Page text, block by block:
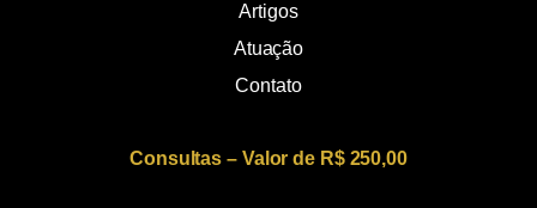
Artigos
Atuação
Contato
Consultas – Valor de R$ 250,00